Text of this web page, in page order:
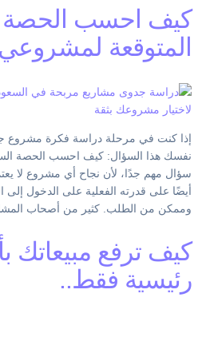
كيف احسب الحصة
المتوقعة
إذا كنت في مرحلة دراسة فكرة مشروع
نفسك هذا السؤال: كيف احسب الحصة
سؤال مهم جدًا، لأن نجاح أي مشروع لا
أيضًا على قدرته الفعلية على الدخول
وممكن من الطلب. كثير من أصحاب
كيف ترفع مبيعاتك
رئيسية فقط..